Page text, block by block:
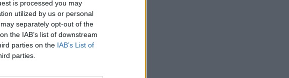
is processed you may
utilized by us or personal
separately opt-out of the
the IAB’s list of downstream
parties on the IAB’s List of
parties.